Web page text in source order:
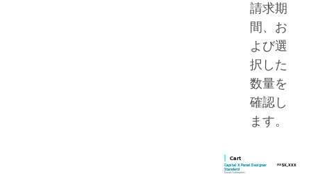
請求期
間、お
よび選
択した
数量を
確認し
ます。